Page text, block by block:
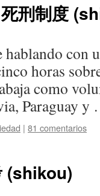
刑制度
con
horas
como
Paraguay
| 81 comentarios
(shikou)